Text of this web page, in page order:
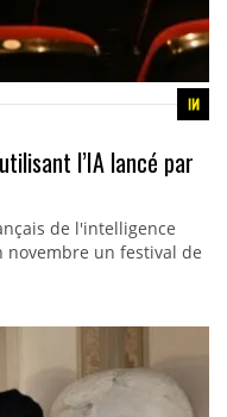
l’IA lancé par
de l'intelligence
un festival de